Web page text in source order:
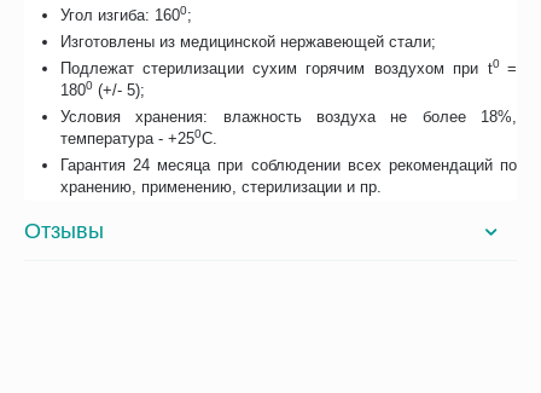
Угол изгиба: 1600;
Изготовлены из медицинской нержавеющей стали;
Подлежат стерилизации сухим горячим воздухом при t0 =
1800 (+/- 5);
Условия хранения: влажность воздуха не более 18%,
температура - +250С.
Гарантия 24 месяца при соблюдении всех рекомендаций по
хранению, применению, стерилизации и пр.
Отзывы